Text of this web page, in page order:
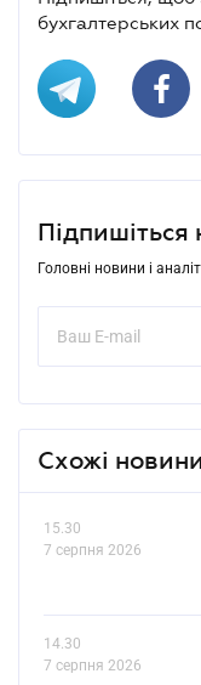
бухгалтерських
Підпишіться
Головні новини і
Схожі новини
15.30
7 серпня 2026
14.30
7 серпня 2026